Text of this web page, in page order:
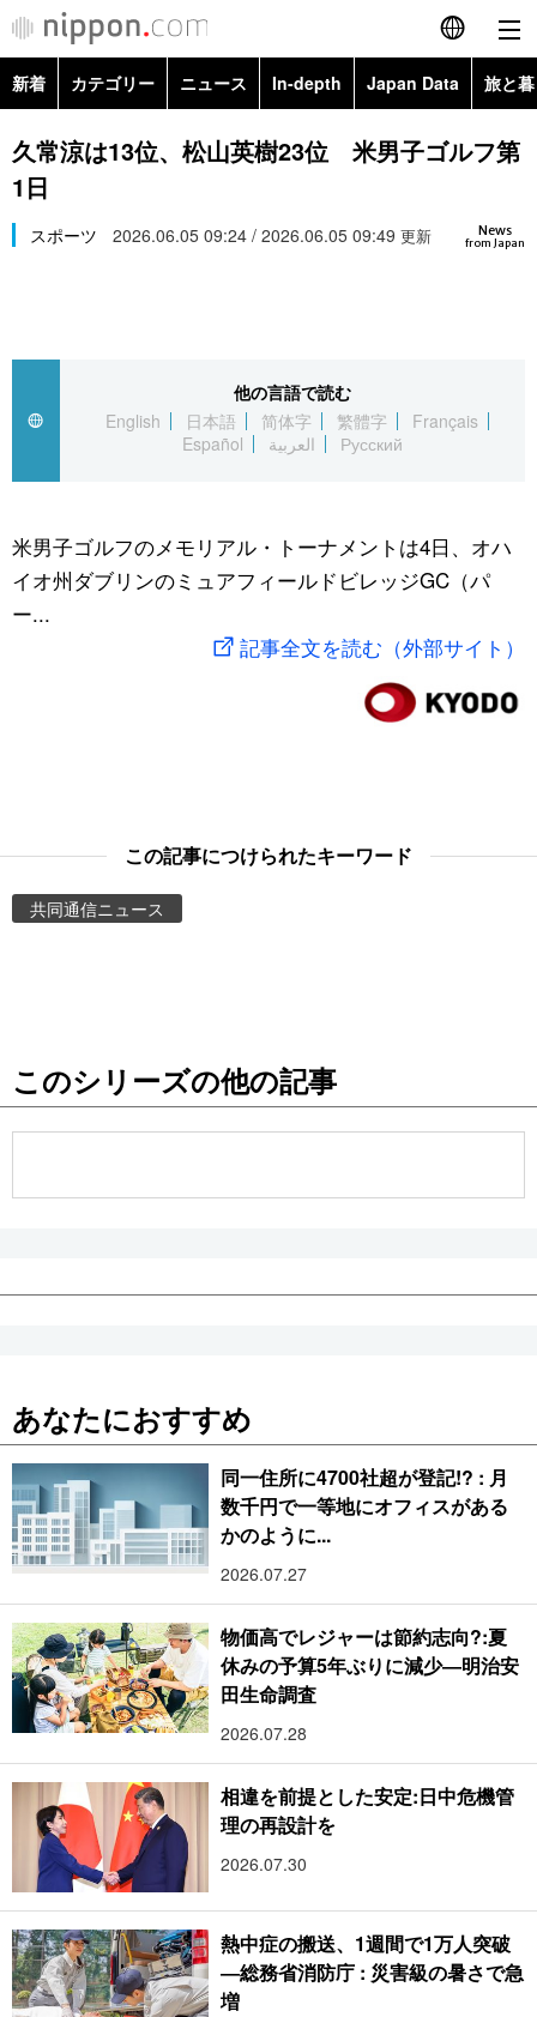
English
简体字
Русский
カテゴリー
経済・ビジネス
国際
文化
トップ
アーカイブ
In-depth
Japan Data
動画/Live
People
新着 カテゴリー ニュース In-depth Japan Data 旅と
政治・外交
経済・ビジネス
スポーツ・東京2020
Topics
久常涼は13位、松山英樹23位 米男子ゴルフ第
1日
News
from Japan
スポーツ 2026.06.05 09:24 / 2026.06.05 09:49 更新
他の言語で読む
English
日本語 简体字 繁體字
Français
Español
العربية Русский
米男子ゴルフのメモリアル・トーナメントは4日、オハ
イオ州ダブリンのミュアフィールドビレッジGC（パ
ー...
記事全文を読む（外部サイト）
この記事につけられたキーワード
共同通信ニュース
このシリーズの他の記事
あなたにおすすめ
同一住所に4700社超が登記!? : 月
数千円で一等地にオフィスがある
かのように...
2026.07.27
物価高でレジャーは節約志向?:夏
休みの予算5年ぶりに減少―明治安
田生命調査
2026.07.28
相違を前提とした安定:日中危機管
理の再設計を
2026.07.30
熱中症の搬送、1週間で1万人突破
―総務省消防庁 : 災害級の暑さで急
増